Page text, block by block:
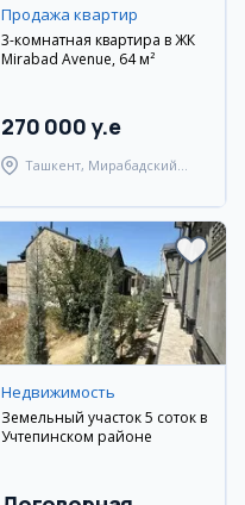
Продажа квартир
3-комнатная квартира в ЖК
Mirabad Avenue, 64 м²
270 000 y.e
Ташкент, Мирабадский
Недвижимость
Земельный участок 5 соток в
Учтепинском районе